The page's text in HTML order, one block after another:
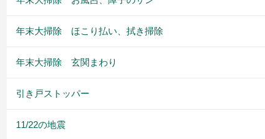
年末大掃除 ほこり払い、拭き掃除
年末大掃除 玄関まわり
引き戸ストッパー
11/22の地震